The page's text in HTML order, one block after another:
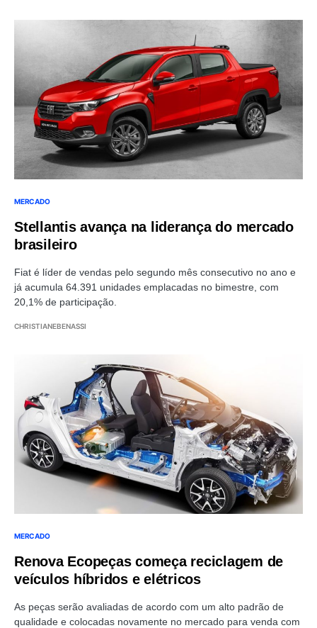
MERCADO
Stellantis avança na liderança do mercado
brasileiro
Fiat é líder de vendas pelo segundo mês consecutivo no ano e
já acumula 64.391 unidades emplacadas no bimestre, com
20,1% de participação.
CHRISTIANEBENASSI
MERCADO
Renova Ecopeças começa reciclagem de
veículos híbridos e elétricos
As peças serão avaliadas de acordo com um alto padrão de
qualidade e colocadas novamente no mercado para venda com